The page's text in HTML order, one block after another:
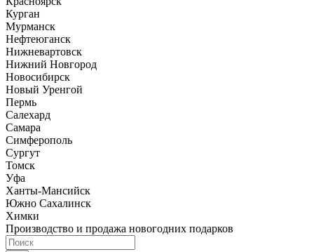
Курган
Мурманск
Нефтеюганск
Нижневартовск
Нижний Новгород
Новосибирск
Новый Уренгой
Пермь
Салехард
Самара
Симферополь
Сургут
Томск
Уфа
Ханты-Мансийск
Южно Сахалинск
Химки
Производство и продажа новогодних подарков